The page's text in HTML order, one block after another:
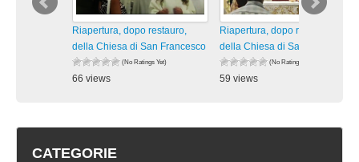
Riapertura, dopo restauro,
della Chiesa di San Francesco
(No Ratings Yet)
66 views
Riapertura, dopo restauro,
della Chiesa di San Francesco
(No Ratings Yet)
59 views
CATEGORIE